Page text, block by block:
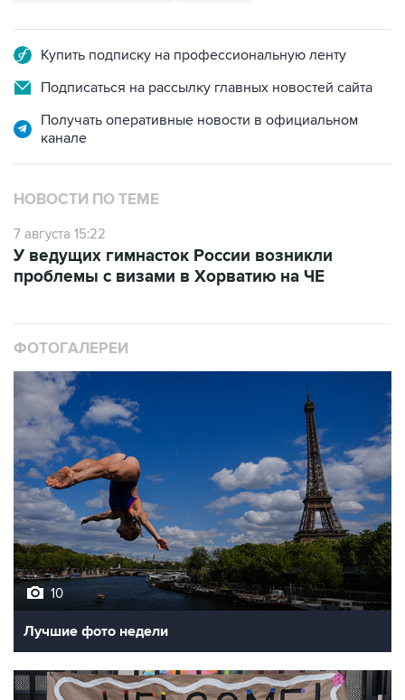
Купить подписку на профессиональную ленту
Подписаться на рассылку главных новостей сайта
Получать оперативные новости в официальном
канале
НОВОСТИ ПО ТЕМЕ
7 августа 15:22
У ведущих гимнасток России возникли
проблемы с визами в Хорватию на ЧЕ
ФОТОГАЛЕРЕИ
10
Лучшие фото недели